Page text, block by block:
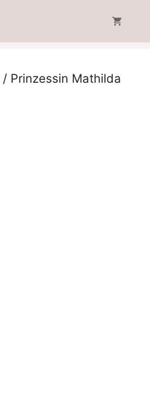
/ Prinzessin Mathilda